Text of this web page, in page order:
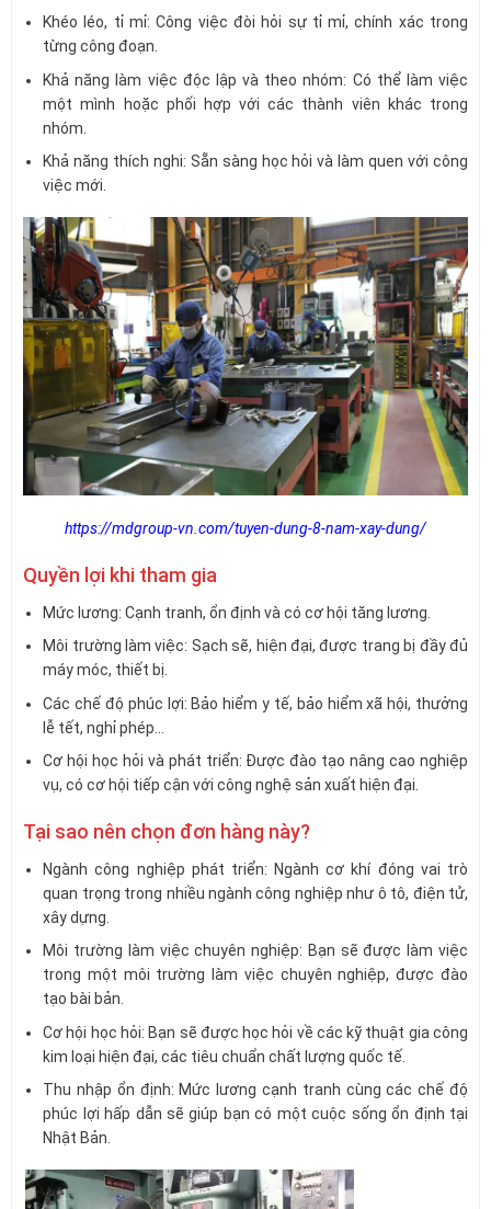
Khéo léo, tỉ mỉ: Công việc đòi hỏi sự tỉ mỉ, chính xác trong
từng công đoạn.
Khả năng làm việc độc lập và theo nhóm: Có thể làm việc
một mình hoặc phối hợp với các thành viên khác trong
nhóm.
Khả năng thích nghi: Sẵn sàng học hỏi và làm quen với công
việc mới.
https://mdgroup-vn.com/tuyen-dung-8-nam-xay-dung/
Quyền lợi khi tham gia
Mức lương: Cạnh tranh, ổn định và có cơ hội tăng lương.
Môi trường làm việc: Sạch sẽ, hiện đại, được trang bị đầy đủ
máy móc, thiết bị.
Các chế độ phúc lợi: Bảo hiểm y tế, bảo hiểm xã hội, thưởng
lễ tết, nghỉ phép…
Cơ hội học hỏi và phát triển: Được đào tạo nâng cao nghiệp
vụ, có cơ hội tiếp cận với công nghệ sản xuất hiện đại.
Tại sao nên chọn đơn hàng này?
Ngành công nghiệp phát triển: Ngành cơ khí đóng vai trò
quan trọng trong nhiều ngành công nghiệp như ô tô, điện tử,
xây dựng.
Môi trường làm việc chuyên nghiệp: Bạn sẽ được làm việc
trong một môi trường làm việc chuyên nghiệp, được đào
tạo bài bản.
Cơ hội học hỏi: Bạn sẽ được học hỏi về các kỹ thuật gia công
kim loại hiện đại, các tiêu chuẩn chất lượng quốc tế.
Thu nhập ổn định: Mức lương cạnh tranh cùng các chế độ
phúc lợi hấp dẫn sẽ giúp bạn có một cuộc sống ổn định tại
Nhật Bản.